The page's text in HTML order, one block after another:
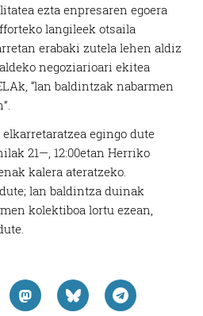
ezta enpresaren egoera
langileek otsaila
erabaki zutela lehen aldiz
negoziarioari ekitea
“lan baldintzak nabarmen
egingo dute
21—, 12:00etan Herriko
kalera ateratzeko.
lan baldintza duinak
kolektiboa lortu ezean,